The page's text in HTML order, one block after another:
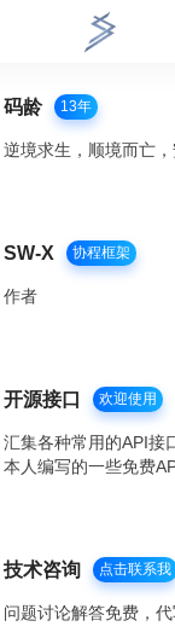
码龄 13年
逆境求生，顺境而亡，
SW-X 协程框架
作者
开源接口 欢迎使用
汇集各种常用的API接
本人编写的一些免费
技术咨询 点击联系我
问题讨论解答免费，